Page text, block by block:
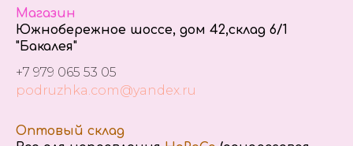
Магазин
Южнобережное шоссе, дом 42,склад 6/1
"Бакалея"
+7 979 065 53 05
podruzhka.com@yandex.ru
Оптовый склад